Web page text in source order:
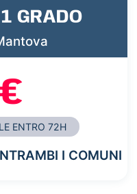
GRADO
ENTRO 72H
I COMUNI